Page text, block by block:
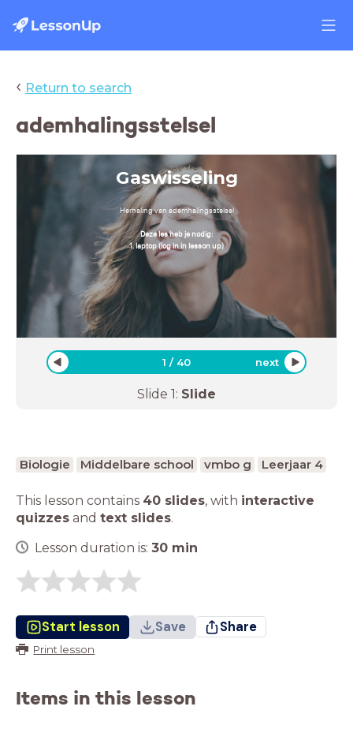
‹ Return to search
ademhalingsstelsel
Gaswisseling
Herhaling van ademhalingsstelsel
Deze les heb je nodig:
1. laptop (log in in lesson up)
1 / 40 next
Slide 1: Slide
Biologie Middelbare school vmbo g Leerjaar 4
This lesson contains 40 slides, with interactive
quizzes and text slides.
Lesson duration is: 30 min
Start lesson Save Share
Print lesson
Items in this lesson